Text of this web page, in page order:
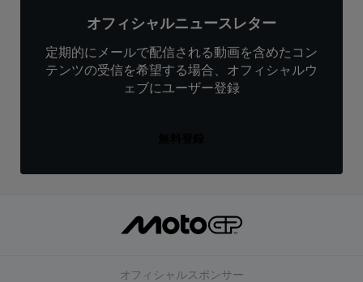
オフィシャルニュースレター
定期的にメールで配信される動画を含めたコン
テンツの受信を希望する場合、オフィシャルウ
ェブにユーザー登録
オフィシャルスポンサー